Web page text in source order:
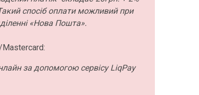
спосіб оплати можливий при
«Нова Пошта».
за допомогою сервісу LiqPay